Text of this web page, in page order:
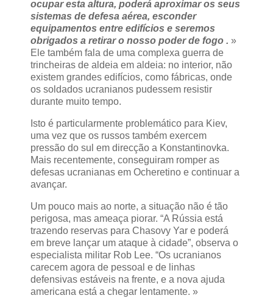
ocupar esta altura, poderá aproximar os seus
sistemas de defesa aérea, esconder
equipamentos entre edifícios e seremos
obrigados a retirar o nosso poder de fogo . »
Ele também fala de uma complexa guerra de
trincheiras de aldeia em aldeia: no interior, não
existem grandes edifícios, como fábricas, onde
os soldados ucranianos pudessem resistir
durante muito tempo.
Isto é particularmente problemático para Kiev,
uma vez que os russos também exercem
pressão do sul em direcção a Konstantinovka.
Mais recentemente, conseguiram romper as
defesas ucranianas em Ocheretino e continuar a
avançar.
Um pouco mais ao norte, a situação não é tão
perigosa, mas ameaça piorar. “A Rússia está
trazendo reservas para Chasovy Yar e poderá
em breve lançar um ataque à cidade”, observa o
especialista militar Rob Lee. “Os ucranianos
carecem agora de pessoal e de linhas
defensivas estáveis ​​na frente, e a nova ajuda
americana está a chegar lentamente. »